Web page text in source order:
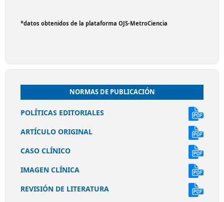
*datos obtenidos de la plataforma OJS-MetroCiencia
NORMAS DE PUBLICACIÓN
POLÍTICAS EDITORIALES
ARTÍCULO ORIGINAL
CASO CLÍNICO
IMAGEN CLÍNICA
REVISIÓN DE LITERATURA